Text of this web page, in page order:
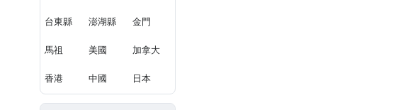
台東縣 澎湖縣 金門
馬祖 美國 加拿大
香港 中國 日本